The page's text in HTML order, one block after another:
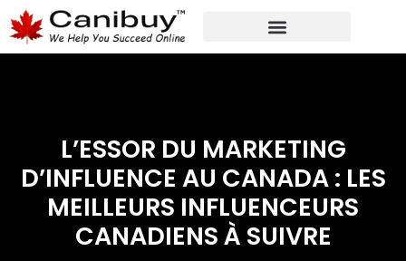
L’ESSOR DU MARKETING
D’INFLUENCE AU CANADA : LES
MEILLEURS INFLUENCEURS
CANADIENS À SUIVRE